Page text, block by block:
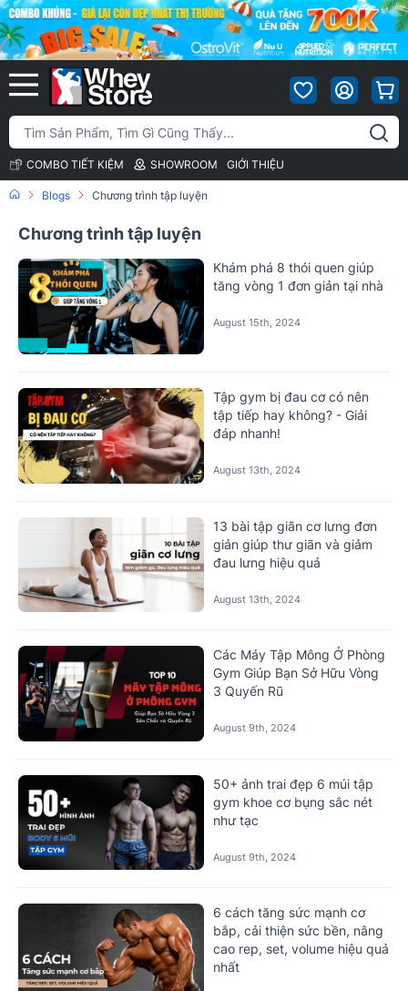
COMBO TIẾT KIỆM SHOWROOM GIỚI THIỆU
Blogs Chương trình tập luyện
Chương trình tập luyện
Khám phá 8 thói quen giúp
tăng vòng 1 đơn giản tại nhà
August 15th, 2024
Tập gym bị đau cơ có nên
tập tiếp hay không? - Giải
đáp nhanh!
August 13th, 2024
13 bài tập giãn cơ lưng đơn
giản giúp thư giãn và giảm
đau lưng hiệu quả
August 13th, 2024
Các Máy Tập Mông Ở Phòng
Gym Giúp Bạn Sở Hữu Vòng
3 Quyến Rũ
August 9th, 2024
50+ ảnh trai đẹp 6 múi tập
gym khoe cơ bụng sắc nét
như tạc
August 9th, 2024
6 cách tăng sức mạnh cơ
bắp, cải thiện sức bền, nâng
cao rep, set, volume hiệu quả
nhất